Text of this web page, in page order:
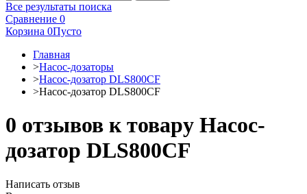
Все результаты поиска
Сравнение 0
Корзина 0Пусто
Главная
>Насос-дозаторы
>Насос-дозатор DLS800CF
>Насос-дозатор DLS800CF
0 отзывов к товару Насос-
дозатор DLS800CF
Написать отзыв